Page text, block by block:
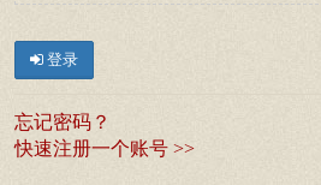
登录
忘记密码？
快速注册一个账号 >>